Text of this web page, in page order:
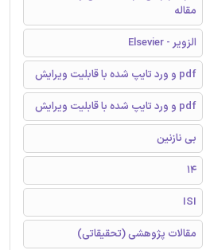
مقاله
الزویر - Elsevier
pdf و ورد تایپ شده با قابلیت ویرایش
pdf و ورد تایپ شده با قابلیت ویرایش
بی نازنین
14
ISI
مقالات پژوهشی (تحقیقاتی)